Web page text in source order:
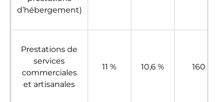
d’hébergement)
Prestations de
services
commerciales
et artisanales
11 % 10,6 % 160 €